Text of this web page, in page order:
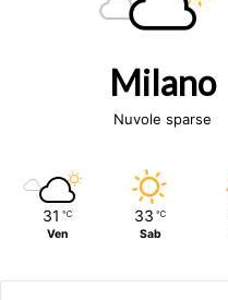
Milano
Nuvole sparse
31 ℃
Ven
33 ℃
Sab